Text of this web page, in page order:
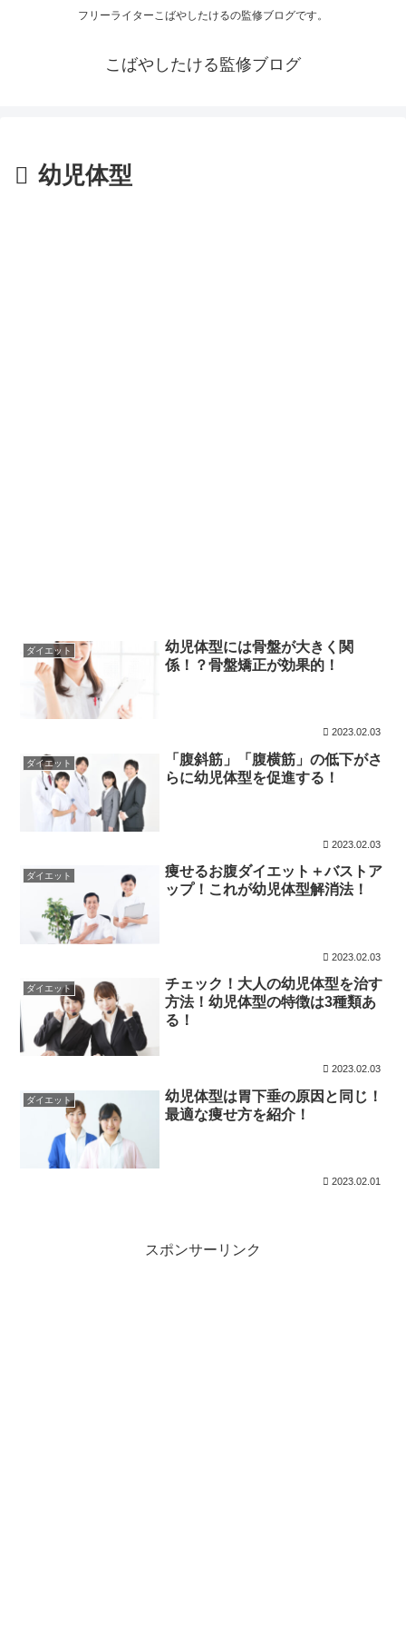
フリーライターこばやしたけるの監修ブログです。
こばやしたける監修ブログ
幼児体型
ダイエット
幼児体型には骨盤が大きく関
係！？骨盤矯正が効果的！
2023.02.03
ダイエット
「腹斜筋」「腹横筋」の低下がさ
らに幼児体型を促進する！
2023.02.03
ダイエット
痩せるお腹ダイエット＋バストア
ップ！これが幼児体型解消法！
2023.02.03
ダイエット
チェック！大人の幼児体型を治す
方法！幼児体型の特徴は3種類あ
る！
2023.02.03
ダイエット
幼児体型は胃下垂の原因と同じ！
最適な痩せ方を紹介！
2023.02.01
スポンサーリンク